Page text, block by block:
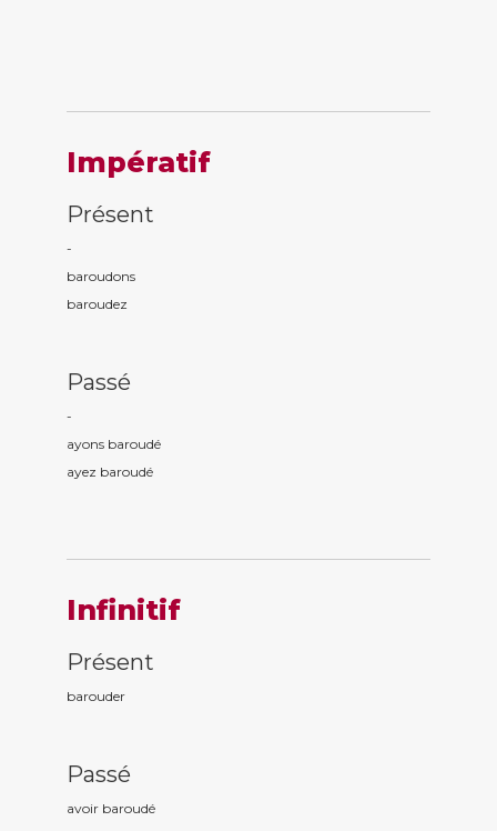
Impératif
Présent
-
baroudons
baroudez
Passé
-
ayons baroudé
ayez baroudé
Infinitif
Présent
barouder
Passé
avoir baroudé